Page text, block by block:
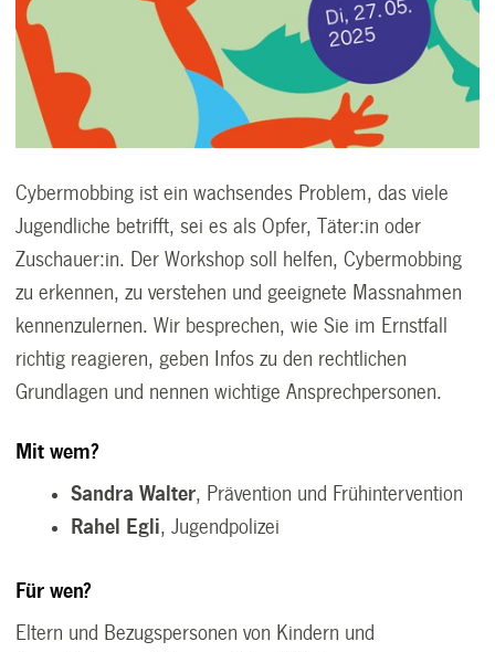
Cybermobbing ist ein wachsendes Problem, das viele
Jugendliche betrifft, sei es als Opfer, Täter:in oder
Zuschauer:in. Der Workshop soll helfen, Cybermobbing
zu erkennen, zu verstehen und geeignete Massnahmen
kennenzulernen. Wir besprechen, wie Sie im Ernstfall
richtig reagieren, geben Infos zu den rechtlichen
Grundlagen und nennen wichtige Ansprechpersonen.
Mit wem?
Sandra Walter, Prävention und Frühintervention
Rahel Egli, Jugendpolizei
Für wen?
Eltern und Bezugspersonen von Kindern und